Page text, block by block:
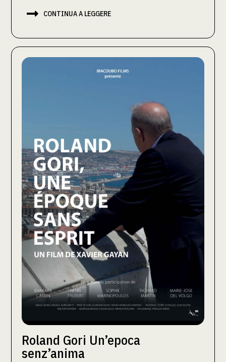
 CONTINUA A LEGGERE
Roland Gori Un’epoca
senz’anima